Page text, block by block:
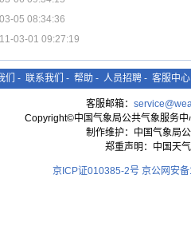
05 08:34:36
03-01 09:27:19
们 - 联系我们 - 帮助 - 人员招聘 - 客服中心
客服邮箱：
Copyright©中国气象局公共气象服务
制作维护：中国气象局
郑重声明：中国天
京ICP证010385-2号 京公网安